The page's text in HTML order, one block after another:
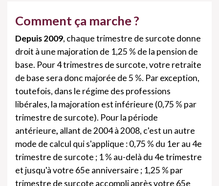
Comment ça marche ?
Depuis 2009, chaque trimestre de surcote donne
droit à une majoration de 1,25 % de la pension de
base. Pour 4 trimestres de surcote, votre retraite
de base sera donc majorée de 5 %. Par exception,
toutefois, dans le régime des professions
libérales, la majoration est inférieure (0,75 % par
trimestre de surcote). Pour la période
antérieure, allant de 2004 à 2008, c'est un autre
mode de calcul qui s'applique : 0,75 % du 1er au 4e
trimestre de surcote ; 1 % au-delà du 4e trimestre
et jusqu'à votre 65e anniversaire ; 1,25 % par
trimestre de surcote accompli après votre 65e